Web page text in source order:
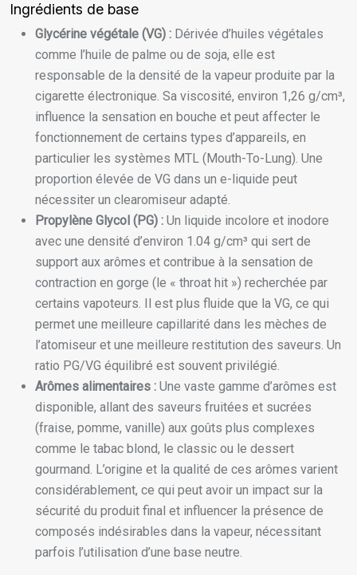
Ingrédients de base
Glycérine végétale (VG) : Dérivée d’huiles végétales
comme l’huile de palme ou de soja, elle est
responsable de la densité de la vapeur produite par la
cigarette électronique. Sa viscosité, environ 1,26 g/cm³,
influence la sensation en bouche et peut affecter le
fonctionnement de certains types d’appareils, en
particulier les systèmes MTL (Mouth-To-Lung). Une
proportion élevée de VG dans un e-liquide peut
nécessiter un clearomiseur adapté.
Propylène Glycol (PG) : Un liquide incolore et inodore
avec une densité d’environ 1.04 g/cm³ qui sert de
support aux arômes et contribue à la sensation de
contraction en gorge (le « throat hit ») recherchée par
certains vapoteurs. Il est plus fluide que la VG, ce qui
permet une meilleure capillarité dans les mèches de
l’atomiseur et une meilleure restitution des saveurs. Un
ratio PG/VG équilibré est souvent privilégié.
Arômes alimentaires : Une vaste gamme d’arômes est
disponible, allant des saveurs fruitées et sucrées
(fraise, pomme, vanille) aux goûts plus complexes
comme le tabac blond, le classic ou le dessert
gourmand. L’origine et la qualité de ces arômes varient
considérablement, ce qui peut avoir un impact sur la
sécurité du produit final et influencer la présence de
composés indésirables dans la vapeur, nécessitant
parfois l’utilisation d’une base neutre.